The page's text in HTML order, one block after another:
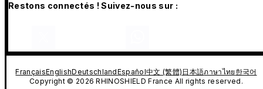
Restons connectés ! Suivez-nous sur :
FrançaisEnglishDeutschlandEspañol中文 (繁體) 日本語ภาษาไทย 한국어
Copyright © 2026 RHINOSHIELD France All rights reserved.